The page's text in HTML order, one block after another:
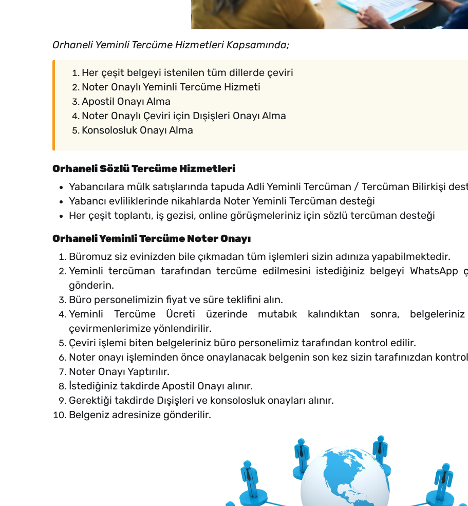
Orhaneli Yeminli Tercüme Hizmetleri Kapsamında;
Her çeşit belgeyi istenilen tüm dillerde çeviri
Noter Onaylı Yeminli Tercüme Hizmeti
Apostil Onayı Alma
Noter Onaylı Çeviri için Dışişleri Onayı Alma
Konsolosluk Onayı Alma
Orhaneli Sözlü Tercüme Hizmetleri
Yabancılara mülk satışlarında tapuda Adli Yeminli Tercüman / Tercüman Bilirkişi
Yabancı evliliklerinde nikahlarda Noter Yeminli Tercüman desteği
Her çeşit toplantı, iş gezisi, online görüşmeleriniz için sözlü tercüman desteği
Orhaneli Yeminli Tercüme Noter Onayı
Büromuz siz evinizden bile çıkmadan tüm işlemleri sizin adınıza yapabilmektedir.
Yeminli tercüman tarafından tercüme edilmesini istediğiniz belgeyi
gönderin.
Büro personelimizin fiyat ve süre teklifini alın.
Yeminli Tercüme Ücreti üzerinde mutabık kalındıktan sonra,
çevirmenlerimize yönlendirilir.
Çeviri işlemi biten belgeleriniz büro personelimiz tarafından kontrol edilir.
Noter onayı işleminden önce onaylanacak belgenin son kez sizin tarafınızdan
Noter Onayı Yaptırılır.
İstediğiniz takdirde Apostil Onayı alınır.
Gerektiği takdirde Dışişleri ve konsolosluk onayları alınır.
Belgeniz adresinize gönderilir.